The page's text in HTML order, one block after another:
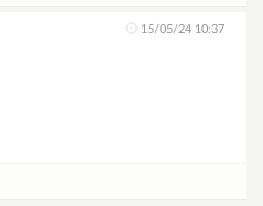
15/05/24 10:37